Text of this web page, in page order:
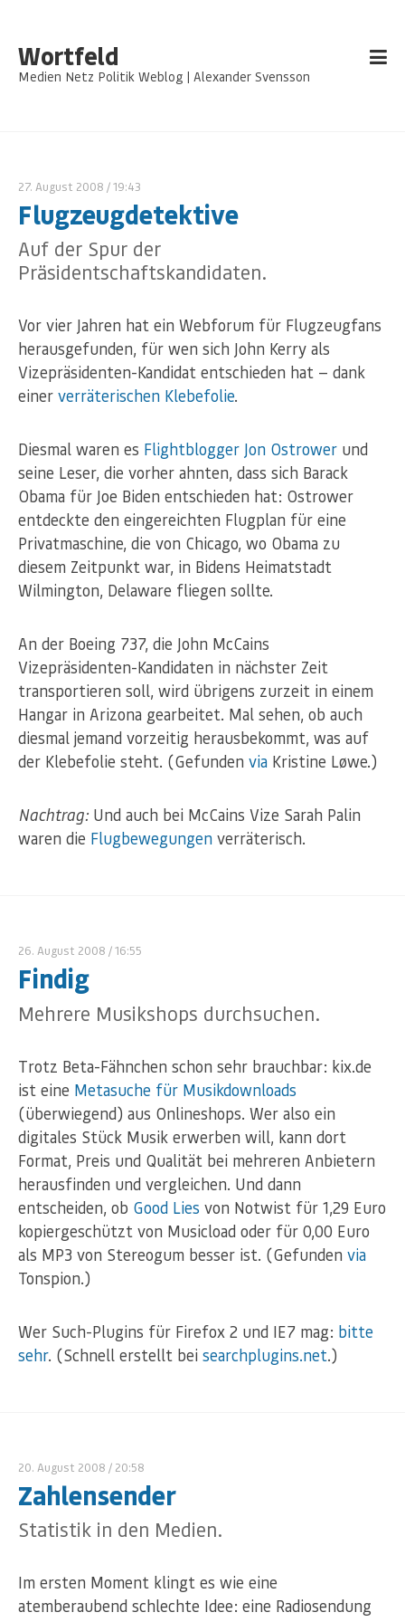
Wortfeld
Medien Netz Politik Weblog | Alexander Svensson
27. August 2008 / 19:43
Flugzeugdetektive
Auf der Spur der
Präsidentschaftskandidaten.
Vor vier Jahren hat ein Webforum für Flugzeugfans
herausgefunden, für wen sich John Kerry als
Vizepräsidenten-Kandidat entschieden hat — dank
einer verräterischen Klebefolie.
Diesmal waren es Flightblogger Jon Ostrower und
seine Leser, die vorher ahnten, dass sich Barack
Obama für Joe Biden entschieden hat: Ostrower
entdeckte den eingereichten Flugplan für eine
Privatmaschine, die von Chicago, wo Obama zu
diesem Zeitpunkt war, in Bidens Heimatstadt
Wilmington, Delaware fliegen sollte.
An der Boeing 737, die John McCains
Vizepräsidenten-Kandidaten in nächster Zeit
transportieren soll, wird übrigens zurzeit in einem
Hangar in Arizona gearbeitet. Mal sehen, ob auch
diesmal jemand vorzeitig herausbekommt, was auf
der Klebefolie steht. (Gefunden via Kristine Løwe.)
Nachtrag: Und auch bei McCains Vize Sarah Palin
waren die Flugbewegungen verräterisch.
26. August 2008 / 16:55
Findig
Mehrere Musikshops durchsuchen.
Trotz Beta-Fähnchen schon sehr brauchbar: kix.de
ist eine Metasuche für Musikdownloads
(überwiegend) aus Onlineshops. Wer also ein
digitales Stück Musik erwerben will, kann dort
Format, Preis und Qualität bei mehreren Anbietern
herausfinden und vergleichen. Und dann
entscheiden, ob Good Lies von Notwist für 1,29 Euro
kopiergeschützt von Musicload oder für 0,00 Euro
als MP3 von Stereogum besser ist. (Gefunden via
Tonspion.)
Wer Such-Plugins für Firefox 2 und IE7 mag: bitte
sehr. (Schnell erstellt bei searchplugins.net.)
20. August 2008 / 20:58
Zahlensender
Statistik in den Medien.
Im ersten Moment klingt es wie eine
atemberaubend schlechte Idee: eine Radiosendung